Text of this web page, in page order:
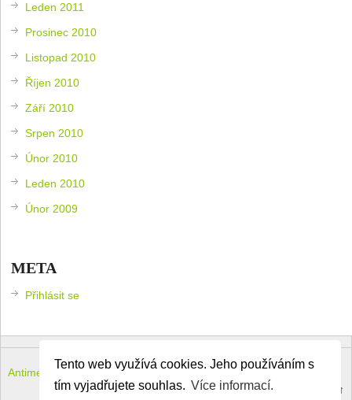
Tento web využívá cookies. Jeho používáním s
tím vyjadřujete souhlas. Více informací.
Leden 2011
Prosinec 2010
Listopad 2010
Říjen 2010
Září 2010
Srpen 2010
Únor 2010
Leden 2010
Únor 2009
META
Přihlásit se
Antimeloun – komouši dneškaCopyright © 2026.
Theme byMyThemeShop. Back to Top ↑